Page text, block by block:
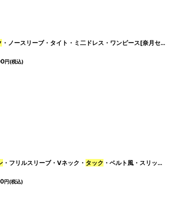
・ノースリーブ・タイト・ミ二ドレス・ワンピース[奈月セナ着用][送料無料]
円(税込)
[eg-c01023-6372]
・フリルスリーブ・Vネック・ タック ・ベルト風・スリット・Aライン・ロングドレス[送料無料]
円(税込)